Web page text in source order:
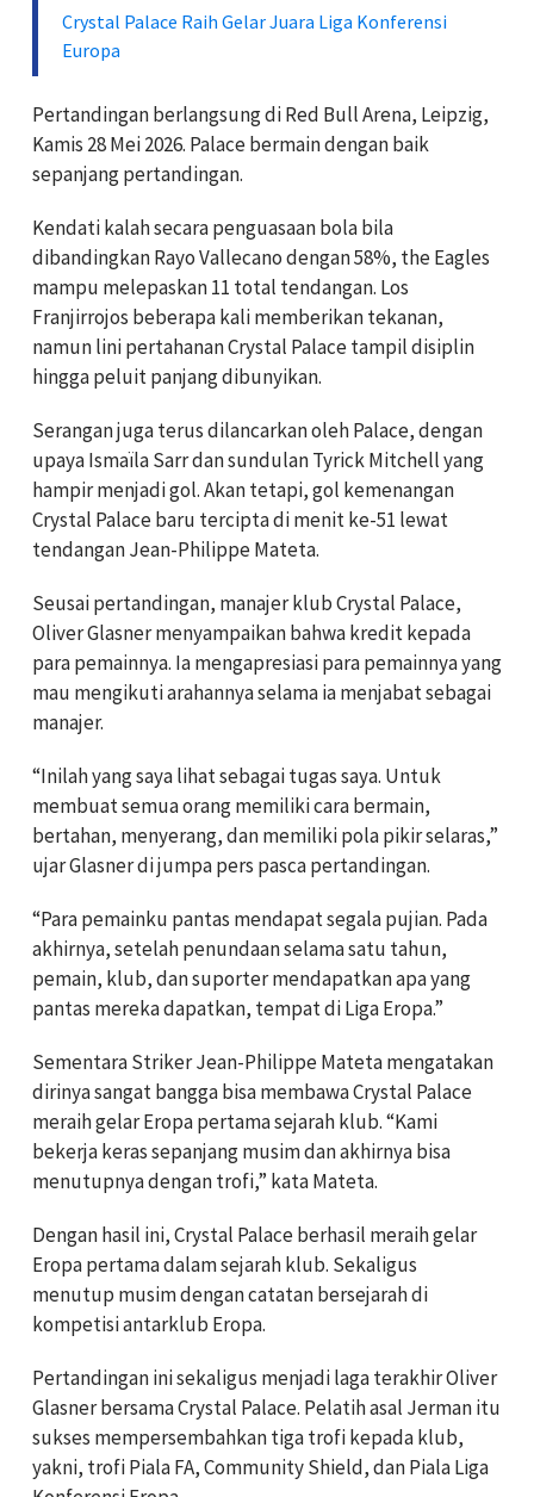
Crystal Palace Raih Gelar Juara Liga Konferensi
Europa
Pertandingan berlangsung di Red Bull Arena, Leipzig,
Kamis 28 Mei 2026. Palace bermain dengan baik
sepanjang pertandingan.
Kendati kalah secara penguasaan bola bila
dibandingkan Rayo Vallecano dengan 58%, the Eagles
mampu melepaskan 11 total tendangan. Los
Franjirrojos beberapa kali memberikan tekanan,
namun lini pertahanan Crystal Palace tampil disiplin
hingga peluit panjang dibunyikan.
Serangan juga terus dilancarkan oleh Palace, dengan
upaya Ismaïla Sarr dan sundulan Tyrick Mitchell yang
hampir menjadi gol. Akan tetapi, gol kemenangan
Crystal Palace baru tercipta di menit ke-51 lewat
tendangan Jean-Philippe Mateta.
Seusai pertandingan, manajer klub Crystal Palace,
Oliver Glasner menyampaikan bahwa kredit kepada
para pemainnya. Ia mengapresiasi para pemainnya yang
mau mengikuti arahannya selama ia menjabat sebagai
manajer.
“Inilah yang saya lihat sebagai tugas saya. Untuk
membuat semua orang memiliki cara bermain,
bertahan, menyerang, dan memiliki pola pikir selaras,”
ujar Glasner di jumpa pers pasca pertandingan.
“Para pemainku pantas mendapat segala pujian. Pada
akhirnya, setelah penundaan selama satu tahun,
pemain, klub, dan suporter mendapatkan apa yang
pantas mereka dapatkan, tempat di Liga Eropa.”
SementaraStriker Jean-Philippe Mateta mengatakan
dirinya sangat bangga bisa membawa Crystal Palace
meraih gelar Eropa pertama sejarah klub. “Kami
bekerja keras sepanjang musim dan akhirnya bisa
menutupnya dengan trofi,” kata Mateta.
Dengan hasil ini, Crystal Palace berhasil meraih gelar
Eropa pertama dalam sejarah klub. Sekaligus
menutup musim dengan catatan bersejarah di
kompetisi antarklub Eropa.
Pertandingan ini sekaligus menjadi laga terakhir Oliver
Glasner bersama Crystal Palace. Pelatih asal Jerman itu
sukses mempersembahkan tiga trofi kepada klub,
yakni, trofi Piala FA, Community Shield, dan Piala Liga